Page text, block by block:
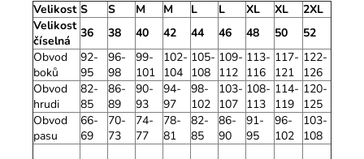
Velikost S S M M L L XL XL
2XL
Velikost
číselná
36 38 40 42 44 46 48 50
52
Obvod
boků
92-
95
96-
98
99-
101
102-
104
105-
108
109-
112
113-
116
117-
121
122-
126
Obvod
hrudi
82-
85
86-
89
90-
93
94-
97
98-
102
103-
107
108-
113
114-
119
120-
125
Obvod
pasu
66-
69
70-
73
74-
77
78-
81
82-
85
86-
90
91-
95
96-
102
103-
108